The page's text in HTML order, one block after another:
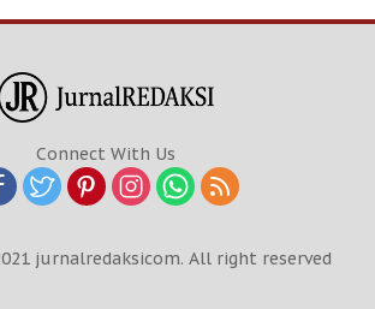
Connect With Us
jurnalredaksicom. All right reserved